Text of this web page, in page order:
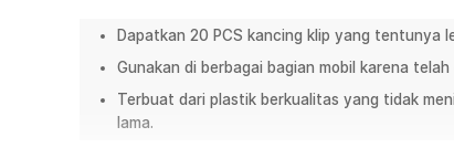
Pick n Go Jakarta Barat
Pick n Go Bekasi
Senin -
Pick n Go Depok
Senin -
Dapatkan 20 PCS kancing klip yang tentunya
Gunakan di berbagai bagian mobil karena
Terbuat dari plastik berkualitas yang tidak
lama.